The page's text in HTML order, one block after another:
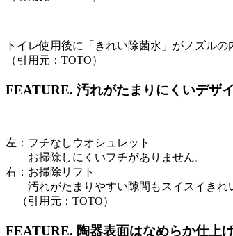
トイレ使用後に「きれい除菌水」がノズル
（引用元：TOTO）
FEATURE. 汚れがたまりにくいデザ
左：フチなしウオシュレット
お掃除しにくいフチがありません。
右：お掃除リフト
汚れがたまりやすい隙間もスイスイきれ
（引用元：TOTO）
FEATURE. 陶器表面はなめらか仕上